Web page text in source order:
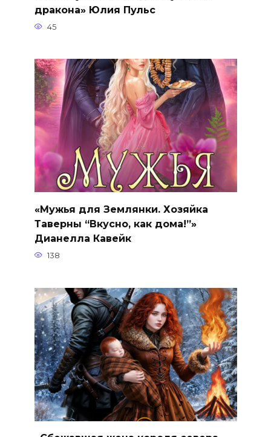
дракона» Юлия Пульс
45
«Мужья для Землянки. Хозяйка
Таверны “Вкусно, как дома!”»
Дианелла Кавейк
138